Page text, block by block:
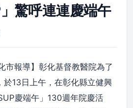
」驚呼連連慶端午
市報導】彰化基督教醫院為了
於13日上午，在彰化縣立健興
慶端午」130週年院慶活